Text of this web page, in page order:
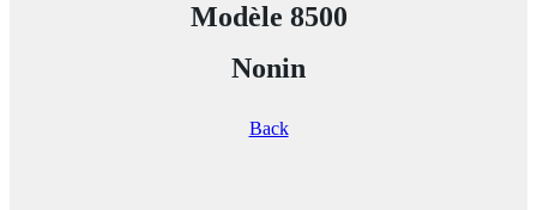
Modèle 8500
Nonin
Back